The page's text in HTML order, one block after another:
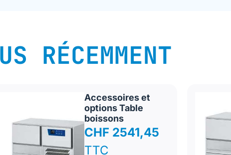
RÉCEMMENT
Accessoires et
options Table
boissons
CHF 2541,45
TTC